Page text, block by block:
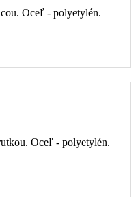
Oceľ - polyetylén.
Oceľ - polyetylén.